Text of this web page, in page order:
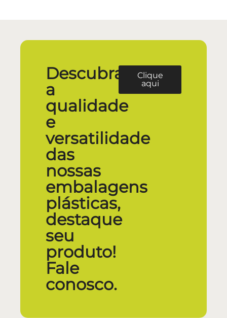
Descubra
a
qualidade
e
versatilidade
das
nossas
embalagens
plásticas,
destaque
seu
produto!
Fale
conosco.
Clique
aqui